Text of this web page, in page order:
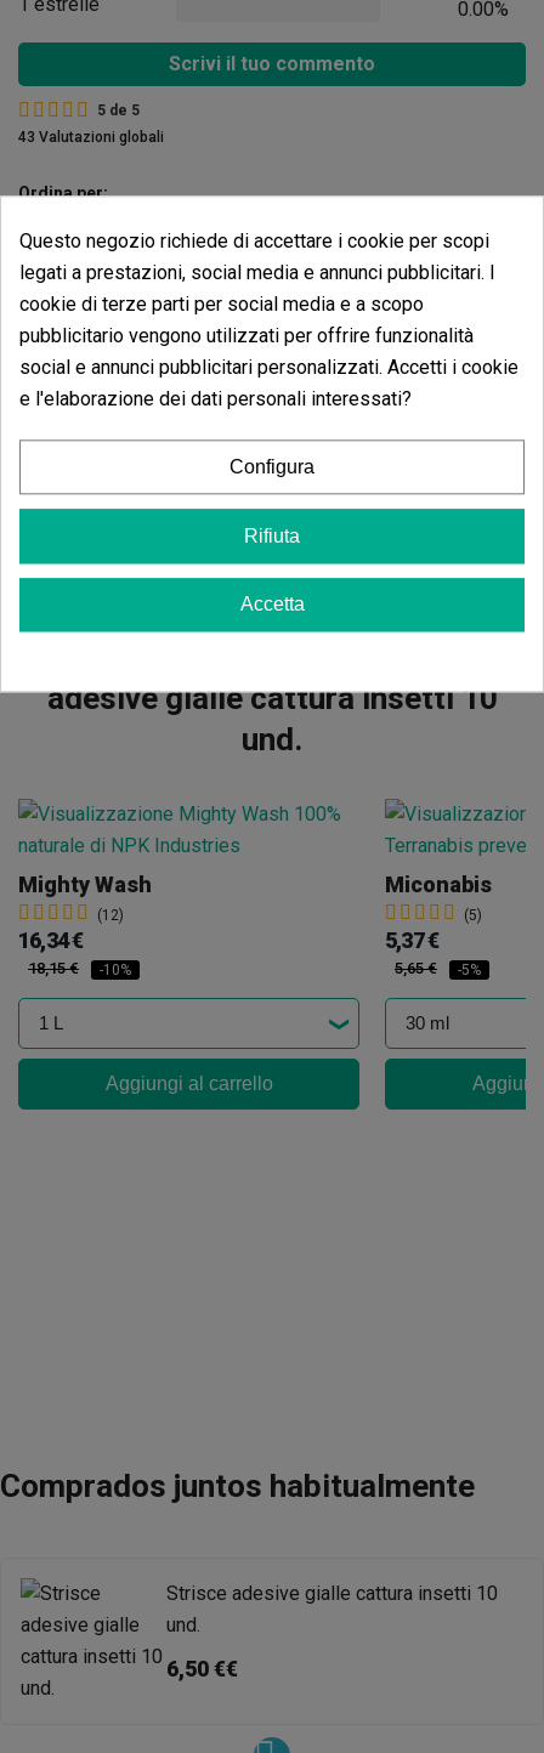
0.00%
Scrivi il tuo commento
5 de 5
43 Valutazioni globali
Ordina per:
RecensioniStrisce adesive gialle
cattura insetti 10 und.
Non ci sono recensioni nella tua lingua, controllale tutte
cliccando su "recensioni in altre lingue".
Vedere i commenti in altre lingue
adesive gialle cattura insetti 10
und.
Mighty Wash
(12)
16,34 €
18,15 € -10%
Aggiungi al carrello
Miconabis
(5)
5,37 €
5,65 € -5%
Comprados juntos habitualmente
Strisce adesive gialle cattura insetti 10
und.
6,50 €€
Questo negozio richiede di accettare i cookie per scopi
legati a prestazioni, social media e annunci pubblicitari. I
cookie di terze parti per social media e a scopo
pubblicitario vengono utilizzati per offrire funzionalità
social e annunci pubblicitari personalizzati. Accetti i cookie
e l'elaborazione dei dati personali interessati?
Configura
Rifiuta
Accetta